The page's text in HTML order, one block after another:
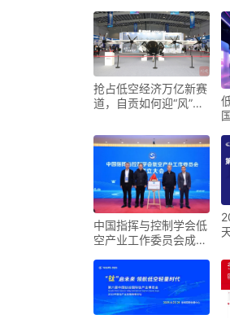
抢占低空经济万亿新赛
道，自贡如何迎“风”而
中国指挥与控制学会低
空产业工作委员会成立